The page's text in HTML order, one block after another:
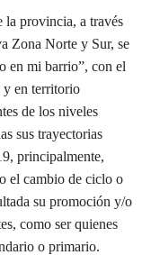
la provincia, a través
Zona Norte y Sur, se
en mi barrio”, con el
y en territorio
de los niveles
sus trayectorias
principalmente,
el cambio de ciclo o
su promoción y/o
como ser quienes
o primario.